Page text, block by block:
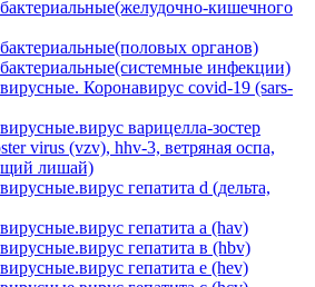
кишечного
органов)
инфекции)
Коронавирус covid-19 (sars-
варицелла-зостер
virus (vzv), hhv-3, ветряная оспа,
лишай)
гепатита d (дельта,
гепатита а (hav)
гепатита в (hbv)
гепатита е (hev)